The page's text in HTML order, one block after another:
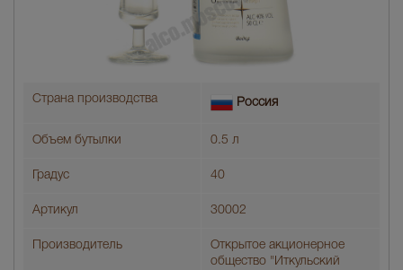
Страна производства Россия
Объем бутылки 0.5 л
Градус 40
Артикул 30002
Производитель
Открытое акционерное
общество "Иткульский